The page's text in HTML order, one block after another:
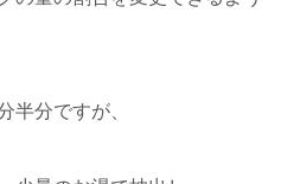
半分ですが、